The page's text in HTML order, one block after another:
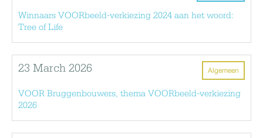
Winnaars VOORbeeld-verkiezing 2024 aan het woord:
Tree of Life
Algemeen
23 March 2026
VOOR Bruggenbouwers, thema VOORbeeld-verkiezing
2026